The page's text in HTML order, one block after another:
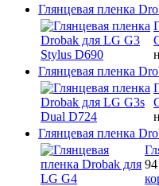
Глянцевая пленка
Глянцевая пленка
Глянцевая пленка